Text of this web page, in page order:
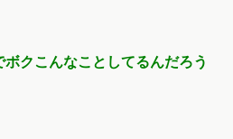
ボクこんなことしてるんだろう